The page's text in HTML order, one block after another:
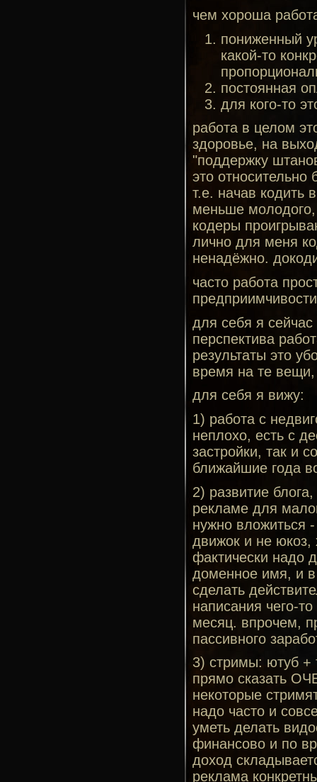
чем хороша
пониженный
какой-то
постоянная
для кого-то
работа в целом
здоровье, на
"поддержку
это относительно
т.е. начав кодить
меньше молодого,
кодеры
лично для меня
ненадёжно.
часто работа
для себя я
перспектива
результаты это
время на те вещи,
для себя я вижу:
1) работа с
неплохо, есть с
застройки, так и
ближайшие года
2) развитие
рекламе для
нужно вложиться -
движок и не юкоз,
фактически надо
доменное имя, и в
сделать
написания чего-
месяц. впрочем,
пассивного
3) стримы: ютуб +
прямо сказать
некоторые
надо часто и
уметь делать
финансово и по
доход
реклама